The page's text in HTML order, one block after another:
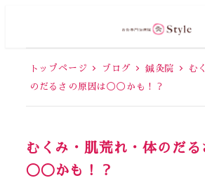
トップページ ブログ 鍼灸院
む
のだるさの原因は◯◯かも！？
むくみ・肌荒れ・体のだ
◯◯かも！？